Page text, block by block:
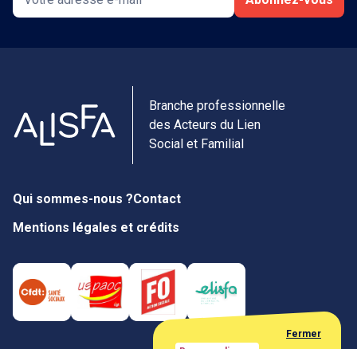
Branche professionnelle
des Acteurs du Lien
Social et Familial
Qui sommes-nous ?Contact
Mentions légales et crédits
Fermer